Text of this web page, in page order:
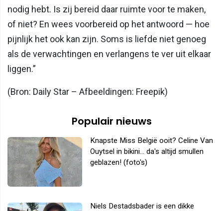
nodig hebt. Is zij bereid daar ruimte voor te maken,
of niet? En wees voorbereid op het antwoord — hoe
pijnlijk het ook kan zijn. Soms is liefde niet genoeg
als de verwachtingen en verlangens te ver uit elkaar
liggen.”
(Bron: Daily Star – Afbeeldingen: Freepik)
Populair nieuws
Knapste Miss België ooit? Celine Van
Ouytsel in bikini... da's altijd smullen
geblazen! (foto's)
Niels Destadsbader is een dikke